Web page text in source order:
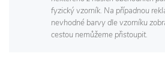
fyzický vzorník. Na případnou
nevhodné barvy dle vzorníku
cestou nemůžeme přistoupit.